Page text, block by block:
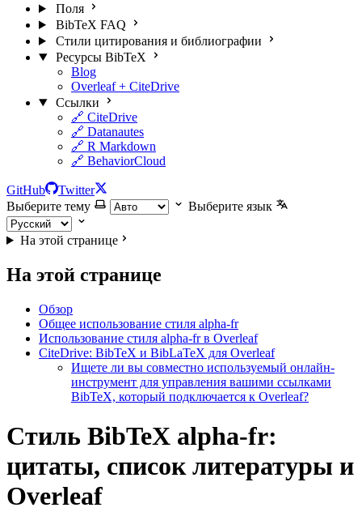
Поля
BibTeX FAQ
Стили цитирования и библиографии
Ресурсы BibTeX
Blog
Overleaf + CiteDrive
Ссылки
🔗 CiteDrive
🔗 Datanautes
🔗 R Markdown
🔗 BehaviorCloud
GitHub
Twitter
Выберите тему
Выберите язык
На этой странице
На этой странице
Обзор
Общее использование стиля alpha-fr
Использование стиля alpha-fr в Overleaf
CiteDrive: BibTeX и BibLaTeX для Overleaf
Ищете ли вы совместно используемый онлайн-
инструмент для управления вашими ссылками
BibTeX, который подключается к Overleaf?
Стиль BibTeX alpha-fr:
цитаты, список литературы и
Overleaf